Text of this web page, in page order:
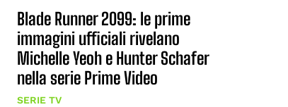
Blade Runner 2099: le prime
immagini ufficiali rivelano
Michelle Yeoh e Hunter Schafer
nella serie Prime Video
SERIE TV